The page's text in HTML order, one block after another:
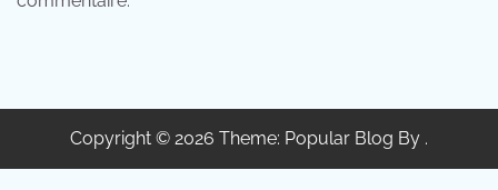
Copyright © 2026 Theme: Popular Blog By .